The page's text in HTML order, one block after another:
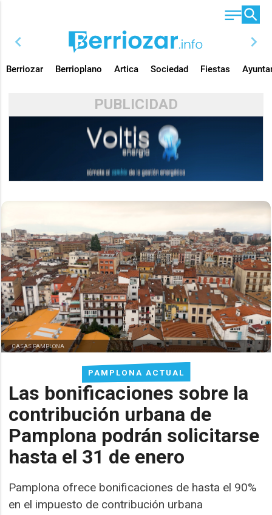
chevron_left chevron_right
Berriozar Berrioplano Artica Sociedad Fiestas
PUBLICIDAD
PAMPLONA ACTUAL
Las bonificaciones sobre la
contribución urbana de
Pamplona podrán solicitarse
hasta el 31 de enero
Pamplona ofrece bonificaciones de hasta el 90%
en el impuesto de contribución urbana
CASAS PAMPLONA